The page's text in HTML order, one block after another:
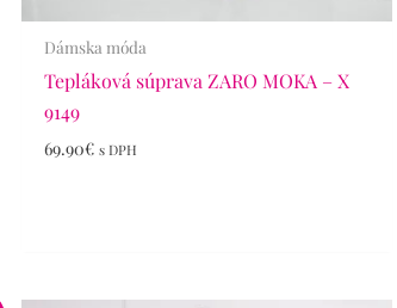
Dámska móda
Tepláková súprava ZARO MOKA – X
9149
69.90€ s DPH